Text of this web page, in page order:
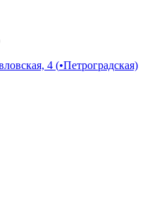
4 (•Петроградская)